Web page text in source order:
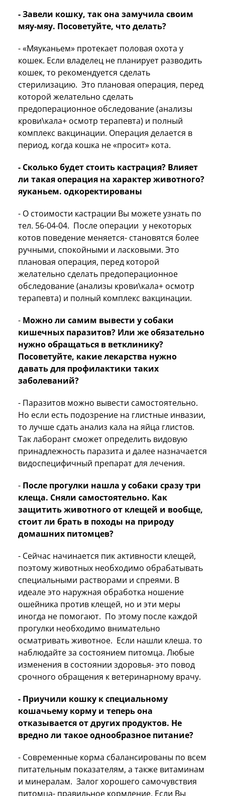
- Завели кошку, так она замучила своим
мяу-мяу. Посоветуйте, что делать?
- «Мяуканьем» протекает половая охота у
кошек. Если владелец не планирует разводить
кошек, то рекомендуется сделать
стерилизацию. Это плановая операция, перед
которой желательно сделать
предоперационное обследование (анализы
крови\кала+ осмотр терапевта) и полный
комплекс вакцинации. Операция делается в
период, когда кошка не «просит» кота.
- Сколько будет стоить кастрация? Влияет
ли такая операция на характер животного?
яуканьем. одкоректированы
- О стоимости кастрации Вы можете узнать по
тел. 56-04-04. После операции у некоторых
котов поведение меняется- становятся более
ручными, спокойными и ласковыми. Это
плановая операция, перед которой
желательно сделать предоперационное
обследование (анализы крови\кала+ осмотр
терапевта) и полный комплекс вакцинации.
- Можно ли самим вывести у собаки
кишечных паразитов? Или же обязательно
нужно обращаться в ветклинику?
Посоветуйте, какие лекарства нужно
давать для профилактики таких
заболеваний?
- Паразитов можно вывести самостоятельно.
Но если есть подозрение на глистные инвазии,
то лучше сдать анализ кала на яйца глистов.
Так лаборант сможет определить видовую
принадлежность паразита и далее назначается
видоспецифичный препарат для лечения.
- После прогулки нашла у собаки сразу три
клеща. Сняли самостоятельно. Как
защитить животного от клещей и вообще,
стоит ли брать в походы на природу
домашних питомцев?
- Сейчас начинается пик активности клещей,
поэтому животных необходимо обрабатывать
специальными растворами и спреями. В
идеале это наружная обработка ношение
ошейника против клещей, но и эти меры
иногда не помогают. По этому после каждой
прогулки необходимо внимательно
осматривать животное. Если нашли клеша. то
наблюдайте за состоянием питомца. Любые
изменения в состоянии здоровья- это повод
срочного обращения к ветеринарному врачу.
- Приучили кошку к специальному
кошачьему корму и теперь она
отказывается от других продуктов. Не
вредно ли такое однообразное питание?
- Современные корма сбалансированы по всем
питательным показателям, а также витаминам
и минералам. Залог хорошего самочувствия
питомца- правильное кормление. Если Вы